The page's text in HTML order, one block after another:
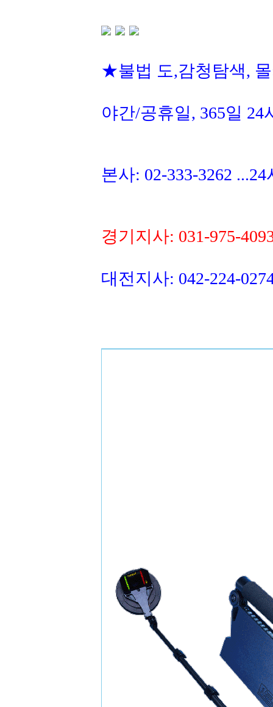
★불법 도,감청탐색,
야간/공휴일, 365일 24
본사: 02-333-3262
경기지사: 031-975-
대전지사: 042-224-